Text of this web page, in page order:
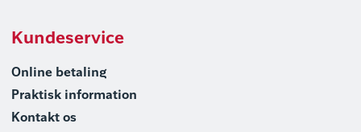
Kundeservice
Online betaling
Praktisk information
Kontakt os